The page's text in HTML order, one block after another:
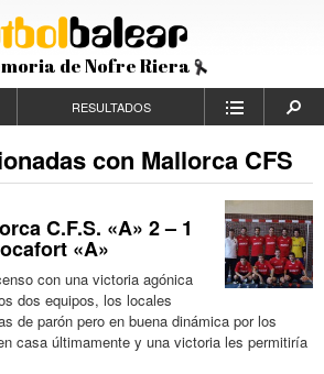
de Nofre Riera
RESULTADOS
con Mallorca CFS
C.F.S. «A» 2 – 1
«A»
con una victoria agónica
dos equipos, los locales
de parón pero en buena dinámica por los
casa últimamente y una victoria les permitiría